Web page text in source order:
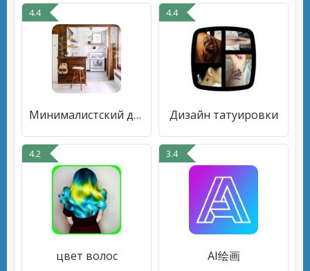
4.4
Минималистский дизайн кухни
4.4
Дизайн татуировки
4.2
цвет волос
3.4
AI绘画